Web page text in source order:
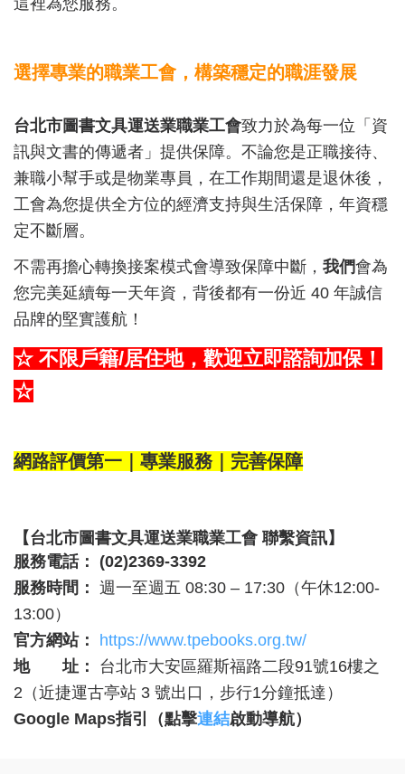
這裡為您服務。
選擇專業的職業工會，構築穩定的職涯發展
台北市圖書文具運送業職業工會致力於為每一位「資
訊與文書的傳遞者」提供保障。不論您是正職接待、
兼職小幫手或是物業專員，在工作期間還是退休後，
工會為您提供全方位的經濟支持與生活保障，年資穩
定不斷層。
不需再擔心轉換接案模式會導致保障中斷， 我們會為
您完美延續每一天年資，背後都有一份近 40 年誠信
品牌的堅實護航！
☆ 不限戶籍/居住地，歡迎立即諮詢加保！
☆
網路評價第一｜專業服務｜完善保障
【台北市圖書文具運送業職業工會 聯繫資訊】
服務電話：
(02)2369-3392
服務時間： 週一至週五 08:30 – 17:30（午休12:00-
13:00）
官方網站：
https://www.tpebooks.org.tw/
地 址：
台北市大安區羅斯福路二段91號16樓之
2（近捷運古亭站 3 號出口，步行1分鐘抵達）
Google Maps指引（點擊連結啟動導航）